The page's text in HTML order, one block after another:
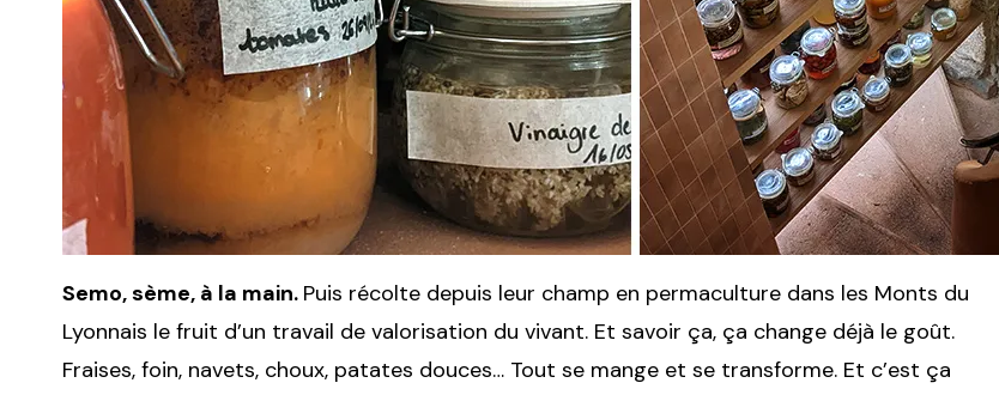
Semo, sème, à la main. Puis récolte depuis leur champ en permaculture dans les Monts du
Lyonnais le fruit d’un travail de valorisation du vivant. Et savoir ça, ça change déjà le goût.
Fraises, foin, navets, choux, patates douces… Tout se mange et se transforme. Et c’est ça